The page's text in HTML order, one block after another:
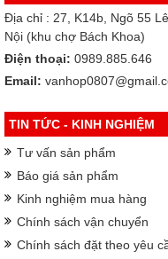
Địa chỉ : 27, K14b, Ngõ 55
Nội (khu chợ Bách Khoa)
Điện thoại: 0989.885.646
Email:
TIN TỨC - KINH NGHIỆM
Tư vấn sản phẩm
Báo giá sản phẩm
Kinh nghiệm mua hàng
Chính sách vận chuyển
Chính sách đặt theo yêu